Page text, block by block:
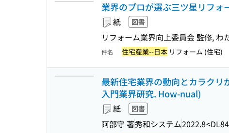
業界のプロが選ぶ三ツ星リフォ
紙 図書
リフォーム業界向上委員会 監修, わ
件名 住宅産業--日本 リフォーム (住宅)
最新住宅業界の動向とカラクリ
入門業界研究. How-nual)
紙 図書
阿部守 著秀和システム2022.8